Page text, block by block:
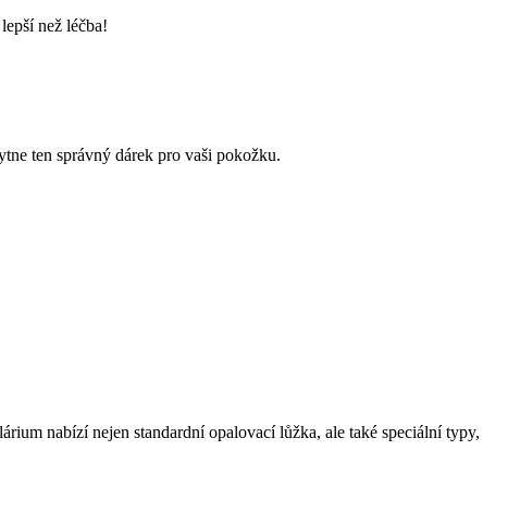
než léčba!
ten správný dárek ‍pro vaši⁤ pokožku.
nabízí nejen standardní opalovací lůžka, ale také speciální ⁢typy,